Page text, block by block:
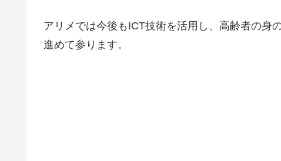
アリメでは今後もICT技術を活用し、高齢者の身
進めて参ります。